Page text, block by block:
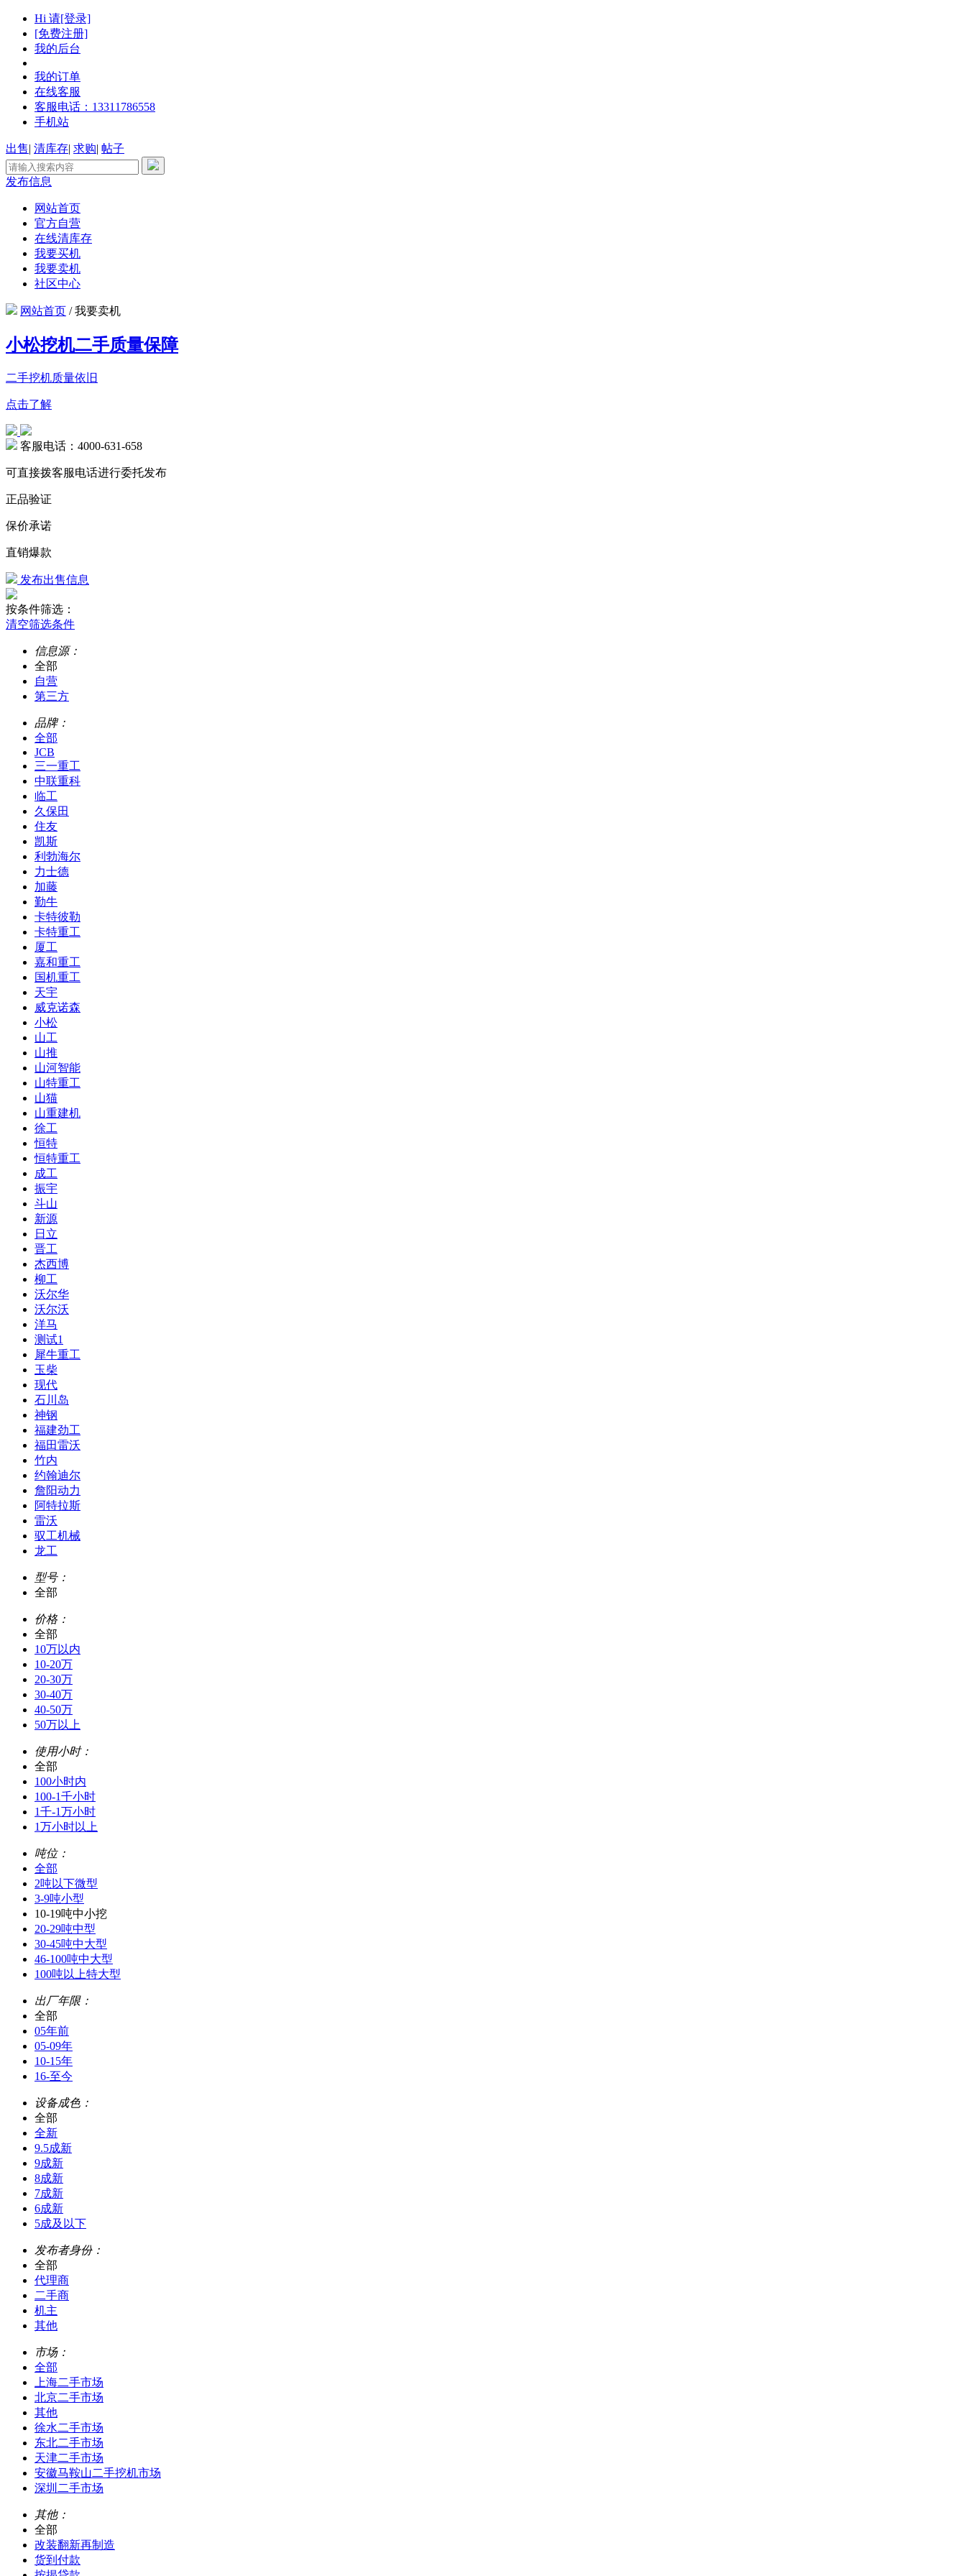
Hi 请[登录]
[免费注册]
我的后台
我的订单
在线客服
客服电话：13311786558
手机站
出售| 清库存| 求购| 帖子
发布信息
网站首页
官方自营
在线清库存
我要买机
我要卖机
社区中心
网站首页 /我要卖机
小松挖机二手质量保障
二手挖机质量依旧
点击了解
客服电话：4000-631-658
可直接拨客服电话进行委托发布
正品验证
保价承诺
直销爆款
发布出售信息
按条件筛选：
清空筛选条件
信息源：
全部
自营
第三方
品牌：
全部
JCB
三一重工
中联重科
临工
久保田
住友
凯斯
利勃海尔
力士德
加藤
勤牛
卡特彼勒
卡特重工
厦工
嘉和重工
国机重工
天宇
威克诺森
小松
山工
山推
山河智能
山特重工
山猫
山重建机
徐工
恒特
恒特重工
成工
振宇
斗山
新源
日立
晋工
杰西博
柳工
沃尔华
沃尔沃
洋马
测试1
犀牛重工
玉柴
现代
石川岛
神钢
福建劲工
福田雷沃
竹内
约翰迪尔
詹阳动力
阿特拉斯
雷沃
驭工机械
龙工
型号：
全部
价格：
全部
10万以内
10-20万
20-30万
30-40万
40-50万
50万以上
使用小时：
全部
100小时内
100-1千小时
1千-1万小时
1万小时以上
吨位：
全部
2吨以下微型
3-9吨小型
10-19吨中小挖
20-29吨中型
30-45吨中大型
46-100吨中大型
100吨以上特大型
出厂年限：
全部
05年前
05-09年
10-15年
16-至今
设备成色：
全部
全新
9.5成新
9成新
8成新
7成新
6成新
5成及以下
发布者身份：
全部
代理商
二手商
机主
其他
市场：
全部
上海二手市场
北京二手市场
其他
徐水二手市场
东北二手市场
天津二手市场
安徽马鞍山二手挖机市场
深圳二手市场
其他：
全部
改装翻新再制造
货到付款